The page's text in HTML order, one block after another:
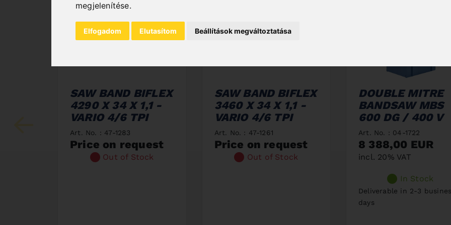
megjelenítése.
Elfogadom Elutasítom Beállítások megváltoztatása
SAW BAND BIFLEX
4290 X 34 X 1,1 -
VARIO 4/6 TPI
Art. No. : 47-1283
Price on request
Out of Stock
SAW BAND BIFLEX
3460 X 34 X 1,1 -
VARIO 4/6 TPI
Art. No. : 47-1261
Price on request
Out of Stock
DOUBLE MITRE
BANDSAW MBS
600 DG / 400 V
Art. No. : 04-1722
8 388,00 EUR
incl. 20% VAT
In Stock
Deliverable in 2-3
days